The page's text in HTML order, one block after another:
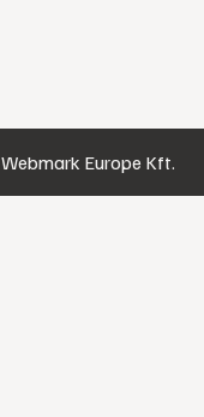
Webmark Europe Kft.